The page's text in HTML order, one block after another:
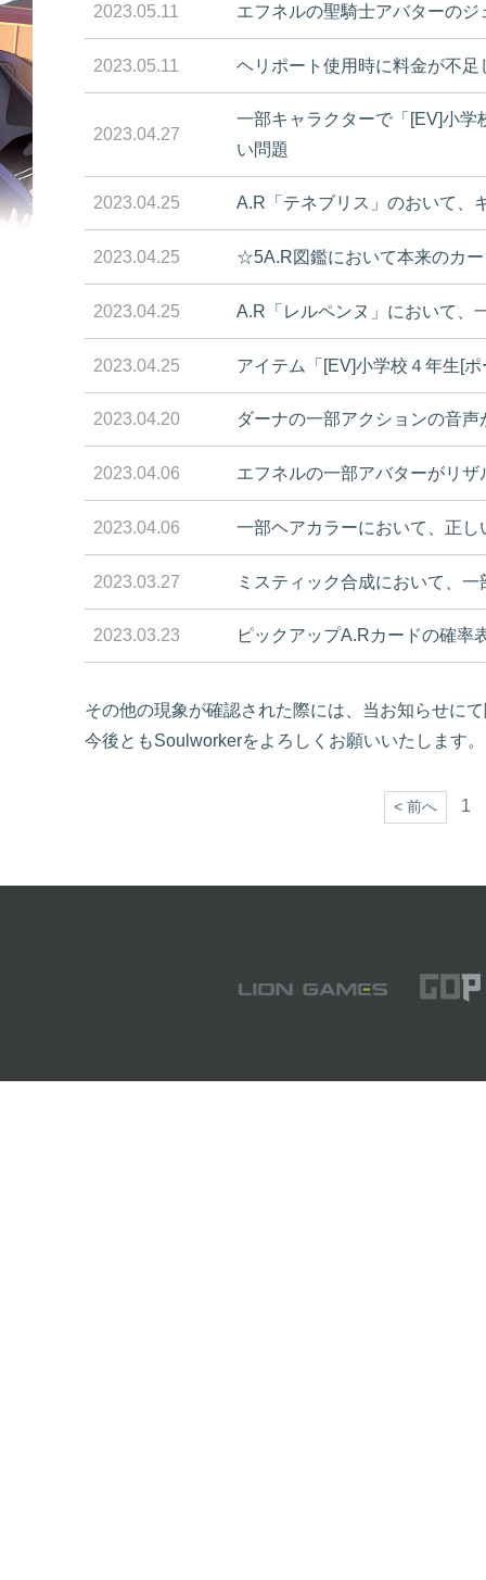
2023.05.11 エフネルの聖騎士アバターの
2023.05.11 ヘリポート使用時に料金が不
2023.04.27
一部キャラクターで「[EV]小学
い問題
2023.04.25 A.R「テネブリス」のおいて、
2023.04.25 ☆5A.R図鑑において本来のカ
2023.04.25 A.R「レルペンヌ」において、
2023.04.25 アイテム「[EV]小学校４年生[
2023.04.20 ダーナの一部アクションの音
2023.04.06 エフネルの一部アバターがリ
2023.04.06 一部ヘアカラーにおいて、正
2023.03.27 ミスティック合成において、
2023.03.23 ピックアップA.Rカードの確率
その他の現象が確認された際には、当お知らせに
今後ともSoulworkerをよろしくお願いいたします。
< 前へ 1